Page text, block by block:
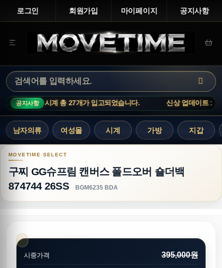
로그인 회원가입 마이페이지 공지사항
공지사항
에 시계 총 27개가 입고되었습니다. 신상 업데이트 : 까르띠에 시
남자의류 여성몰 시계 가방 지갑
구찌 GG슈프림 캔버스 폴드오버 숄더백 874744
구찌 GG슈프림 캔버스 폴드오버 숄더백
874744 26SS
BGM6235 BDA
시중가격 395,000원